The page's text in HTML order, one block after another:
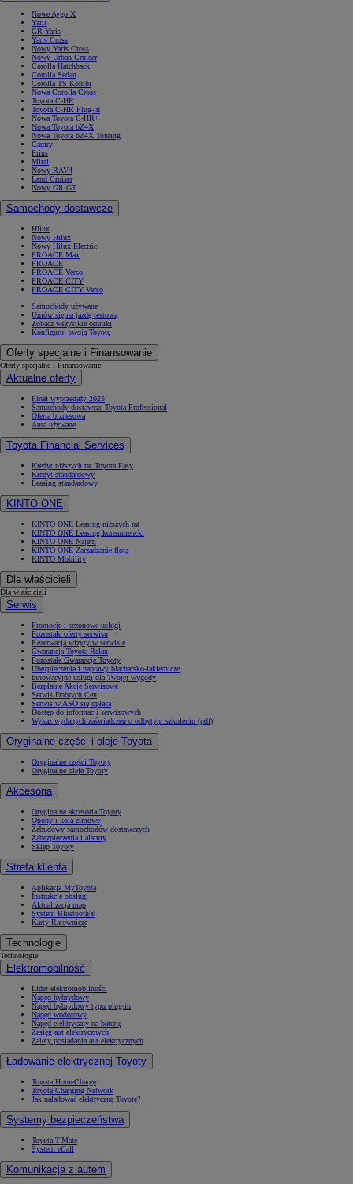
Nowe Aygo X
Yaris
GR Yaris
Yaris Cross
Nowy Yaris Cross
Nowy Urban Cruiser
Corolla Hatchback
Corolla Sedan
Corolla TS Kombi
Nowa Corolla Cross
Toyota C-HR
Toyota C-HR Plug-in
Nowa Toyota C-HR+
Nowa Toyota bZ4X
Nowa Toyota bZ4X Touring
Camry
Prius
Mirai
Nowy RAV4
Land Cruiser
Nowy GR GT
Samochody dostawcze
Hilux
Nowy Hilux
Nowy Hilux Electric
PROACE Max
PROACE
PROACE Verso
PROACE CITY
PROACE CITY Verso
Samochody używane
Umów się na jazdę testową
Zobacz wszystkie cenniki
Konfiguruj swoją Toyotę
Oferty specjalne i Finansowanie
Oferty specjalne i Finansowanie
Aktualne oferty
Finał wyprzedaży 2025
Samochody dostawcze Toyota Professional
Oferta biznesowa
Auta używane
Toyota Financial Services
Kredyt niższych rat Toyota Easy
Kredyt standardowy
Leasing standardowy
KINTO ONE
KINTO ONE Leasing niższych rat
KINTO ONE Leasing konsumencki
KINTO ONE Najem
KINTO ONE Zarządzanie flotą
KINTO Mobility
Dla właścicieli
Dla właścicieli
Serwis
Promocje i sezonowe usługi
Pozostałe oferty serwisu
Rezerwacja wizyty w serwisie
Gwarancja Toyota Relax
Pozostałe Gwarancje Toyoty
Ubezpieczenia i naprawy blacharsko-lakiernicze
Innowacyjne usługi dla Twojej wygody
Bezpłatne Akcje Serwisowe
Serwis Dobrych Cen
Serwis w ASO się opłaca
Dostęp do informacji serwisowych
Wykaz wydanych zaświadczeń o odbytym szkoleniu (pdf)
Oryginalne części i oleje Toyota
Oryginalne części Toyoty
Oryginalne oleje Toyoty
Akcesoria
Oryginalne akcesoria Toyoty
Opony i koła zimowe
Zabudowy samochodów dostawczych
Zabezpieczenia i alarmy
Sklep Toyoty
Strefa klienta
Aplikacja MyToyota
Instrukcje obsługi
Aktualizacja map
System Bluetooth®
Karty Ratownicze
Technologie
Technologie
Elektromobilność
Lider elektromobilności
Napęd hybrydowy
Napęd hybrydowy typu plug-in
Napęd wodorowy
Napęd elektryczny na baterię
Zasięg aut elektrycznych
Zalety posiadania aut elektrycznych
Ładowanie elektrycznej Toyoty
Toyota HomeCharge
Toyota Charging Network
Jak naładować elektryczną Toyotę?
Systemy bezpieczeństwa
Toyota T-Mate
System eCall
Komunikacja z autem